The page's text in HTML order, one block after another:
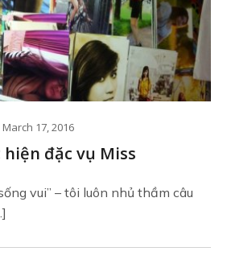
March 17, 2016
đặc vụ Miss
vui” – tôi luôn nhủ thầm câu